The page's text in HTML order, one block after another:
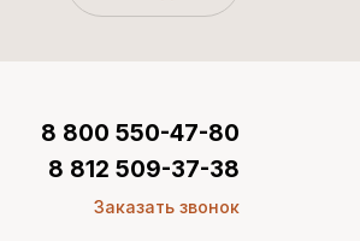
8 800 550-47-80
8 812 509-37-38
Заказать звонок